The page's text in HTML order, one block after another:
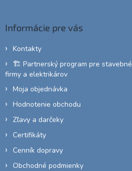
Informácie pre vás
Kontakty
🏗️ Partnerský program pre stavebné
firmy a elektrikárov
Moja objednávka
Hodnotenie obchodu
Zľavy a darčeky
Certifikáty
Cenník dopravy
Obchodné podmienky